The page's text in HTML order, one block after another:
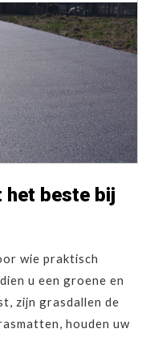
het beste bij
wie praktisch
u een groene en
zijn grasdallen de
houden uw